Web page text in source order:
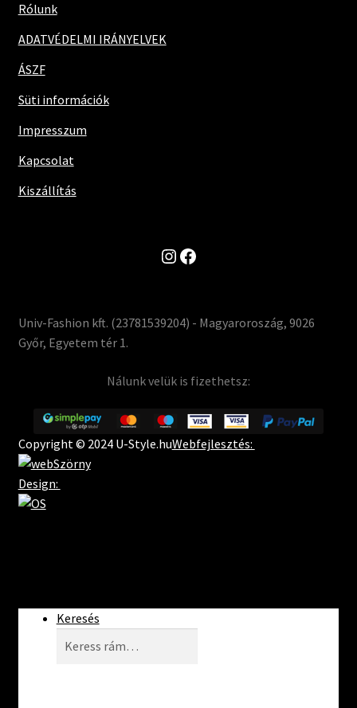
Rólunk
ADATVÉDELMI IRÁNYELVEK
ÁSZF
Süti információk
Impresszum
Kapcsolat
Kiszállítás
Instagram
Facebook
Univ-Fashion kft. (23781539204) - Magyaroroszág, 9026
Győr, Egyetem tér 1.
Nálunk velük is fizethetsz:
Copyright © 2024 U-Style.huWebfejlesztés:
Design:
Keresés